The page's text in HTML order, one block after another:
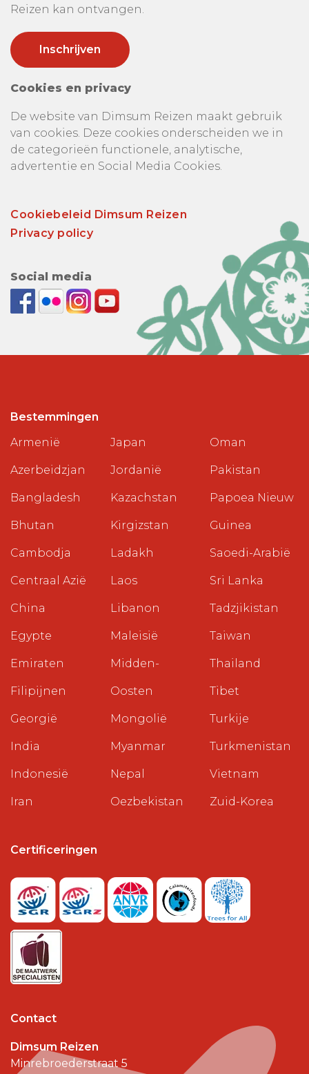
Reizen kan ontvangen.
Cookies en privacy
De website van Dimsum Reizen maakt gebruik
van cookies. Deze cookies onderscheiden we in
de categorieën functionele, analytische,
advertentie en Social Media Cookies.
Cookiebeleid Dimsum Reizen
Privacy policy
Social media
Bestemmingen
Armenië
Azerbeidzjan
Bangladesh
Bhutan
Cambodja
Centraal Azië
China
Egypte
Emiraten
Filipijnen
Georgië
India
Indonesië
Iran
Japan
Jordanië
Kazachstan
Kirgizstan
Ladakh
Laos
Libanon
Maleisië
Midden-
Oosten
Mongolië
Myanmar
Nepal
Oezbekistan
Oman
Pakistan
Papoea Nieuw
Guinea
Saoedi-Arabië
Sri Lanka
Tadzjikistan
Taiwan
Thailand
Tibet
Turkije
Turkmenistan
Vietnam
Zuid-Korea
Certificeringen
Contact
Dimsum Reizen
Minrebroederstraat 5